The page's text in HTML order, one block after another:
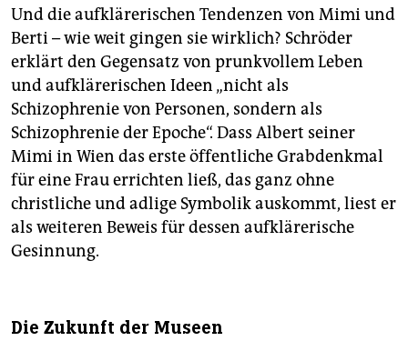
Und die aufklärerischen Tendenzen von Mimi und
Berti – wie weit gingen sie wirklich? Schröder
erklärt den Gegensatz von prunkvollem Leben
und aufklärerischen Ideen „nicht als
Schizophrenie von Personen, sondern als
Schizophrenie der Epoche“. Dass Albert seiner
Mimi in Wien das erste öffentliche Grabdenkmal
für eine Frau errichten ließ, das ganz ohne
christliche und adlige Symbolik auskommt, liest er
als weiteren Beweis für dessen aufklärerische
Gesinnung.
Die Zukunft der Museen